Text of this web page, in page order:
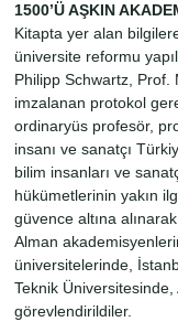
1500’Ü AŞKIN
Kitapta yer alan
üniversite reformu
Philipp Schwartz, Prof.
imzalanan protokol
ordinaryüs profesör,
insanı ve sanatçı
bilim insanları ve
hükümetlerinin yakın
güvence altına
Alman
üniversitelerinde,
Teknik
görevlendirildiler.